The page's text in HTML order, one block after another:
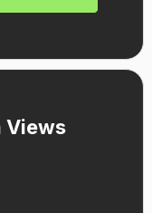
Views